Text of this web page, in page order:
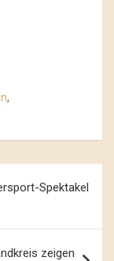
,
Spektakel
zeigen